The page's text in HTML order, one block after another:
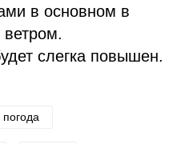
в основном в
слегка повышен.
погода